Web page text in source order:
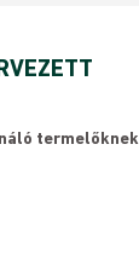
termelőknek